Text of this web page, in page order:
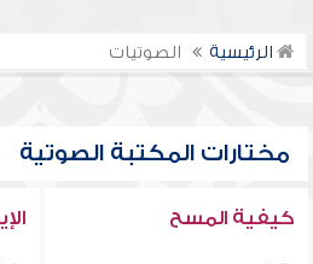
الرئيسية الصوتيات
مختارات المكتبة الصوتية
كيفية المسح